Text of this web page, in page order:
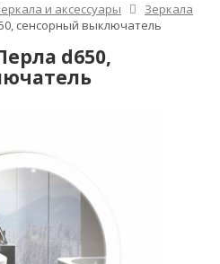
и аксессуары
Зеркала
сенсорный выключатель
d650,